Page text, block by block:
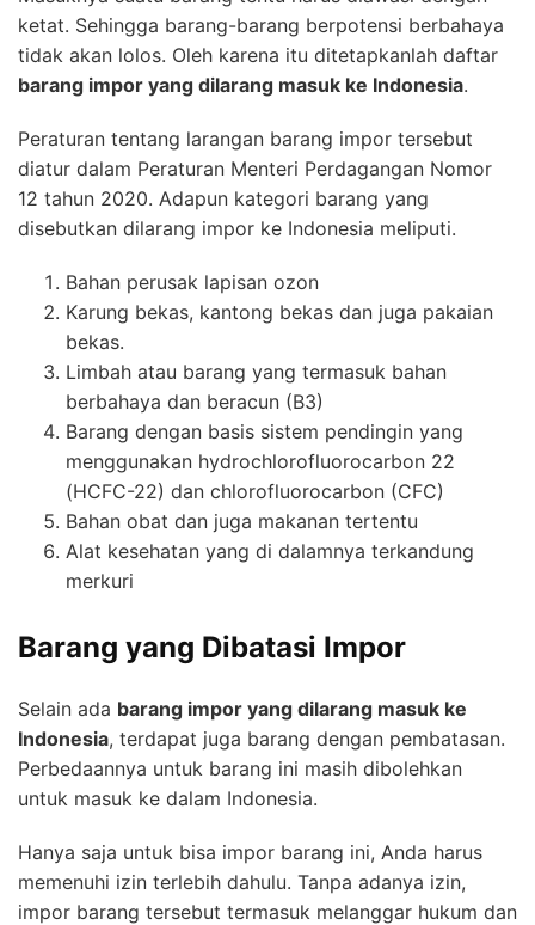
ketat. Sehingga barang-barang berpotensi berbahaya
tidak akan lolos. Oleh karena itu ditetapkanlah daftar
barang impor yang dilarang masuk ke Indonesia.
Peraturan tentang larangan barang impor tersebut
diatur dalam Peraturan Menteri Perdagangan Nomor
12 tahun 2020. Adapun kategori barang yang
disebutkan dilarang impor ke Indonesia meliputi.
Bahan perusak lapisan ozon
Karung bekas, kantong bekas dan juga pakaian
bekas.
Limbah atau barang yang termasuk bahan
berbahaya dan beracun (B3)
Barang dengan basis sistem pendingin yang
menggunakan hydrochlorofluorocarbon 22
(HCFC-22) dan chlorofluorocarbon (CFC)
Bahan obat dan juga makanan tertentu
Alat kesehatan yang di dalamnya terkandung
merkuri
Barang yang Dibatasi Impor
Selain ada barang impor yang dilarang masuk ke
Indonesia, terdapat juga barang dengan pembatasan.
Perbedaannya untuk barang ini masih dibolehkan
untuk masuk ke dalam Indonesia.
Hanya saja untuk bisa impor barang ini, Anda harus
memenuhi izin terlebih dahulu. Tanpa adanya izin,
impor barang tersebut termasuk melanggar hukum dan